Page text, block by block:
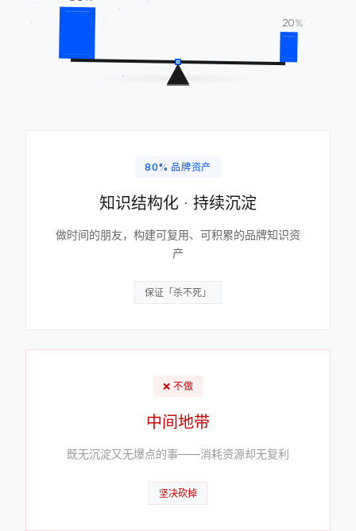
20%
80% 品牌资产
知识结构化 · 持续沉淀
做时间的朋友，构建可复用、可积累的品牌知识资
产
保证「杀不死」
❌ 不做
中间地带
既无沉淀又无爆点的事——消耗资源却无复利
坚决砍掉